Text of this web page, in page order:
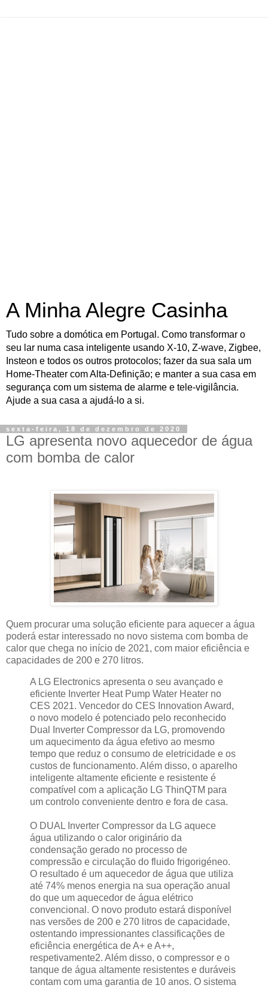
A Minha Alegre Casinha
Tudo sobre a domótica em Portugal. Como transformar o
seu lar numa casa inteligente usando X-10, Z-wave, Zigbee,
Insteon e todos os outros protocolos; fazer da sua sala um
Home-Theater com Alta-Definição; e manter a sua casa em
segurança com um sistema de alarme e tele-vigilância.
Ajude a sua casa a ajudá-lo a si.
sexta-feira, 18 de dezembro de 2020
LG apresenta novo aquecedor de água
com bomba de calor
Quem procurar uma solução eficiente para aquecer a água
poderá estar interessado no novo sistema com bomba de
calor que chega no início de 2021, com maior eficiência e
capacidades de 200 e 270 litros.
A LG Electronics apresenta o seu avançado e
eficiente Inverter Heat Pump Water Heater no
CES 2021. Vencedor do CES Innovation Award,
o novo modelo é potenciado pelo reconhecido
Dual Inverter Compressor da LG, promovendo
um aquecimento da água efetivo ao mesmo
tempo que reduz o consumo de eletricidade e os
custos de funcionamento. Além disso, o aparelho
inteligente altamente eficiente e resistente é
compatível com a aplicação LG ThinQTM para
um controlo conveniente dentro e fora de casa.
O DUAL Inverter Compressor da LG aquece
água utilizando o calor originário da
condensação gerado no processo de
compressão e circulação do fluido frigorigéneo.
O resultado é um aquecedor de água que utiliza
até 74% menos energia na sua operação anual
do que um aquecedor de água elétrico
convencional. O novo produto estará disponível
nas versões de 200 e 270 litros de capacidade,
ostentando impressionantes classificações de
eficiência energética de A+ e A++,
respetivamente2. Além disso, o compressor e o
tanque de água altamente resistentes e duráveis
contam com uma garantia de 10 anos. O sistema